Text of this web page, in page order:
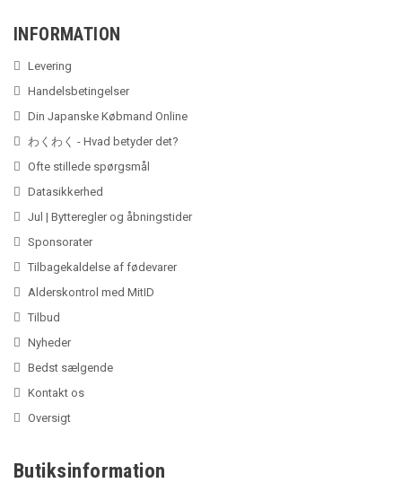
INFORMATION
Levering
Handelsbetingelser
Din Japanske Købmand Online
わくわく - Hvad betyder det?
Ofte stillede spørgsmål
Datasikkerhed
Jul | Bytteregler og åbningstider
Sponsorater
Tilbagekaldelse af fødevarer
Alderskontrol med MitID
Tilbud
Nyheder
Bedst sælgende
Kontakt os
Oversigt
Butiksinformation